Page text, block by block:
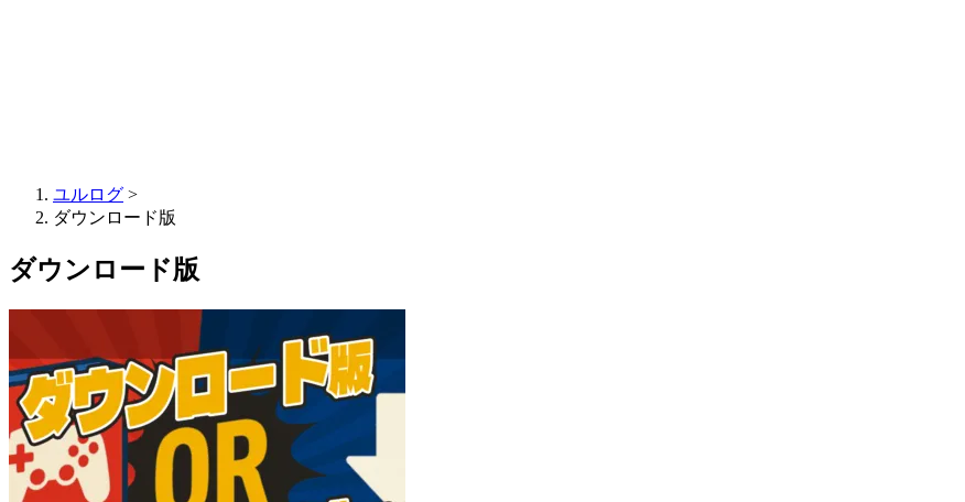
ユルログ >
ダウンロード版
ダウンロード版